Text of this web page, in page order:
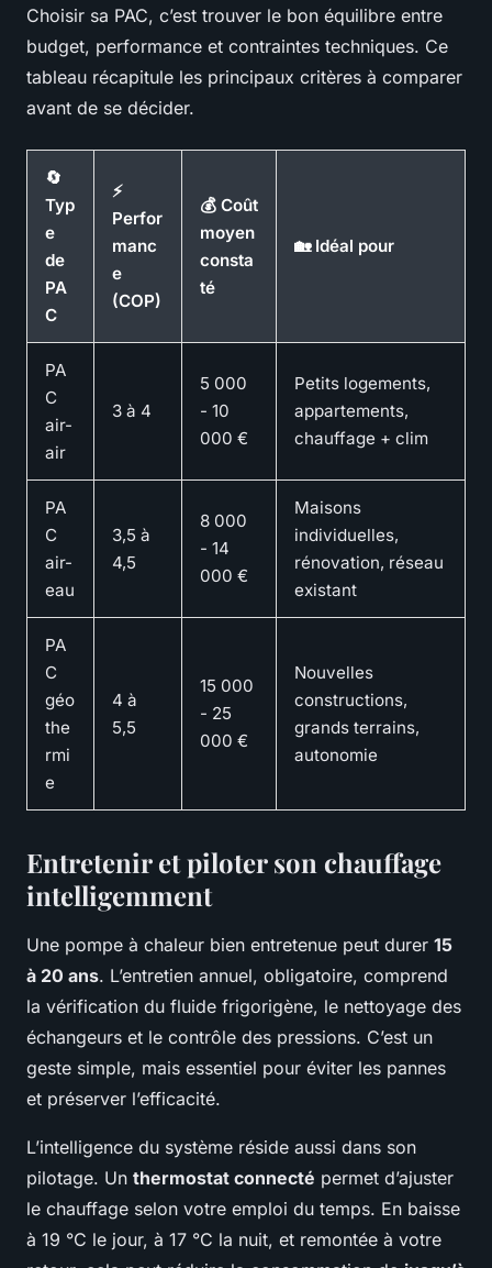
Choisir sa PAC, c’est trouver le bon équilibre entre
budget, performance et contraintes techniques. Ce
tableau récapitule les principaux critères à comparer
avant de se décider.
🔄
Typ
e
de
PA
C
⚡
Perfor
manc
e
(COP)
💰 Coût
moyen
consta
té
🏡 Idéal pour
PA
C
air-
air
3 à 4
5 000
- 10
000 €
Petits logements,
appartements,
chauffage + clim
PA
C
air-
eau
3,5 à
4,5
8 000
- 14
000 €
Maisons
individuelles,
rénovation, réseau
existant
PA
C
géo
the
rmi
e
4 à
5,5
15 000
- 25
000 €
Nouvelles
constructions,
grands terrains,
autonomie
Entretenir et piloter son chauffage
intelligemment
Une pompe à chaleur bien entretenue peut durer 15
à 20 ans. L’entretien annuel, obligatoire, comprend
la vérification du fluide frigorigène, le nettoyage des
échangeurs et le contrôle des pressions. C’est un
geste simple, mais essentiel pour éviter les pannes
et préserver l’efficacité.
L’intelligence du système réside aussi dans son
pilotage. Un thermostat connecté permet d’ajuster
le chauffage selon votre emploi du temps. En baisse
à 19 °C le jour, à 17 °C la nuit, et remontée à votre